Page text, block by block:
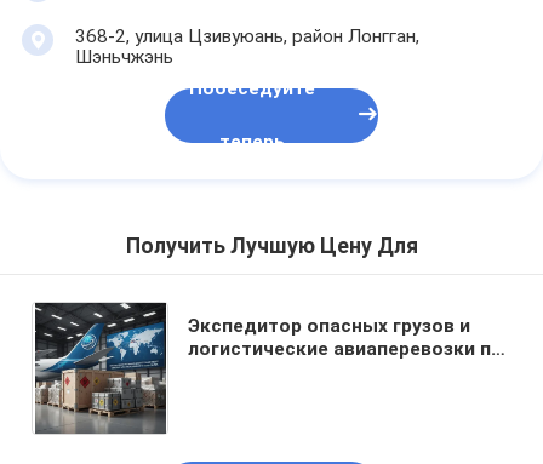
368-2, улица Цзивуюань, район Лонгган,
Шэньчжэнь
Побеседуйте
теперь
Получить Лучшую Цену Для
Экспедитор опасных грузов и
логистические авиаперевозки по